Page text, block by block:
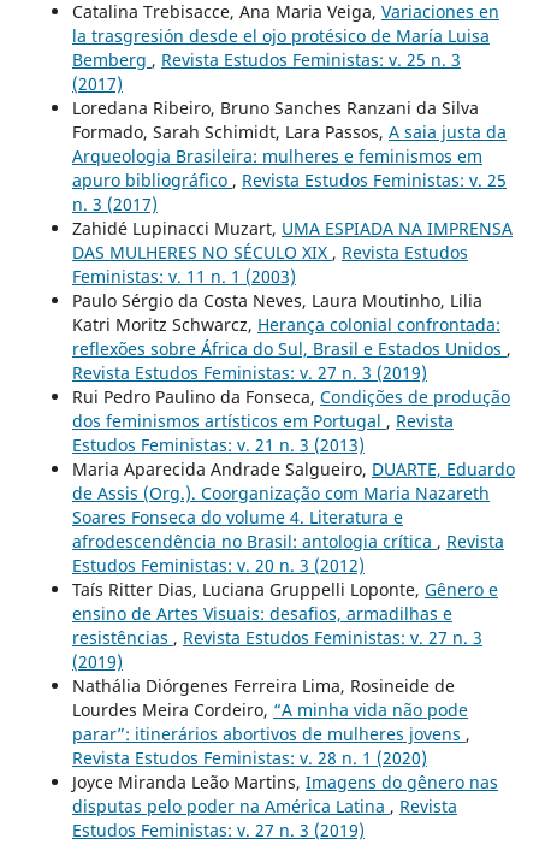
Catalina Trebisacce, Ana Maria Veiga, Variaciones en
la trasgresión desde el ojo protésico de María Luisa
Bemberg , Revista Estudos Feministas: v. 25 n. 3
(2017)
Loredana Ribeiro, Bruno Sanches Ranzani da Silva
Formado, Sarah Schimidt, Lara Passos, A saia justa da
Arqueologia Brasileira: mulheres e feminismos em
apuro bibliográfico , Revista Estudos Feministas: v. 25
n. 3 (2017)
Zahidé Lupinacci Muzart, UMA ESPIADA NA IMPRENSA
DAS MULHERES NO SÉCULO XIX , Revista Estudos
Feministas: v. 11 n. 1 (2003)
Paulo Sérgio da Costa Neves, Laura Moutinho, Lilia
Katri Moritz Schwarcz, Herança colonial confrontada:
reflexões sobre África do Sul, Brasil e Estados Unidos ,
Revista Estudos Feministas: v. 27 n. 3 (2019)
Rui Pedro Paulino da Fonseca, Condições de produção
dos feminismos artísticos em Portugal , Revista
Estudos Feministas: v. 21 n. 3 (2013)
Maria Aparecida Andrade Salgueiro, DUARTE, Eduardo
de Assis (Org.). Coorganização com Maria Nazareth
Soares Fonseca do volume 4. Literatura e
afrodescendência no Brasil: antologia crítica , Revista
Estudos Feministas: v. 20 n. 3 (2012)
Taís Ritter Dias, Luciana Gruppelli Loponte, Gênero e
ensino de Artes Visuais: desafios, armadilhas e
resistências , Revista Estudos Feministas: v. 27 n. 3
(2019)
Nathália Diórgenes Ferreira Lima, Rosineide de
Lourdes Meira Cordeiro, “A minha vida não pode
parar”: itinerários abortivos de mulheres jovens ,
Revista Estudos Feministas: v. 28 n. 1 (2020)
Joyce Miranda Leão Martins, Imagens do gênero nas
disputas pelo poder na América Latina , Revista
Estudos Feministas: v. 27 n. 3 (2019)